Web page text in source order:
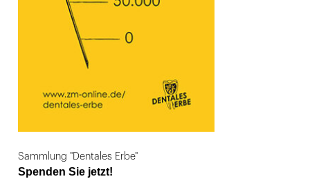
Sammlung "Dentales Erbe"
Spenden Sie jetzt!